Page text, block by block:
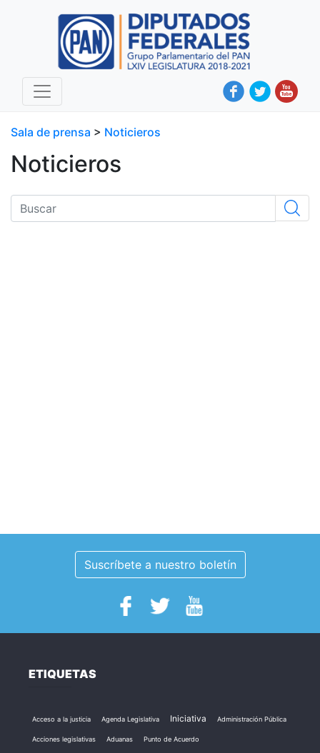
Sala de prensa > Noticieros
Noticieros
Suscríbete a nuestro boletín
ETIQUETAS
Acceso a la justicia Agenda Legislativa Iniciativa Administración Pública
Acciones legislativas Aduanas Punto de Acuerdo